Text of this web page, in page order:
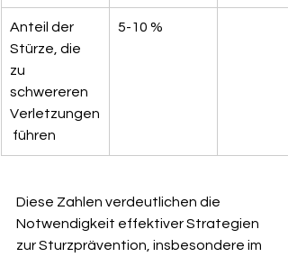
Anteil der
Stürze, die
zu
schwereren
Verletzungen
führen
5-10 %
Diese Zahlen verdeutlichen die
Notwendigkeit effektiver Strategien
zur Sturzprävention, insbesondere im